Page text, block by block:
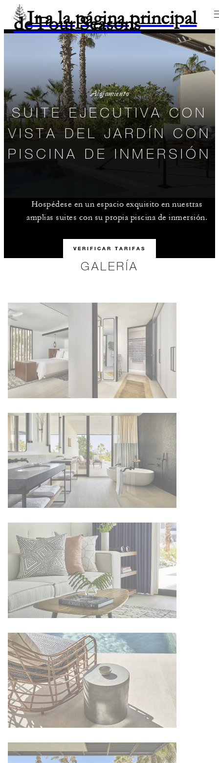
Ir a la página principal
de Four Seasons
Alojamiento
SUITE EJECUTIVA CON
VISTA DEL JARDÍN CON
PISCINA DE INMERSIÓN
Hospédese en un espacio exquisito en nuestras
amplias suites con su propia piscina de inmersión.
VERIFICAR TARIFAS
GALERÍA